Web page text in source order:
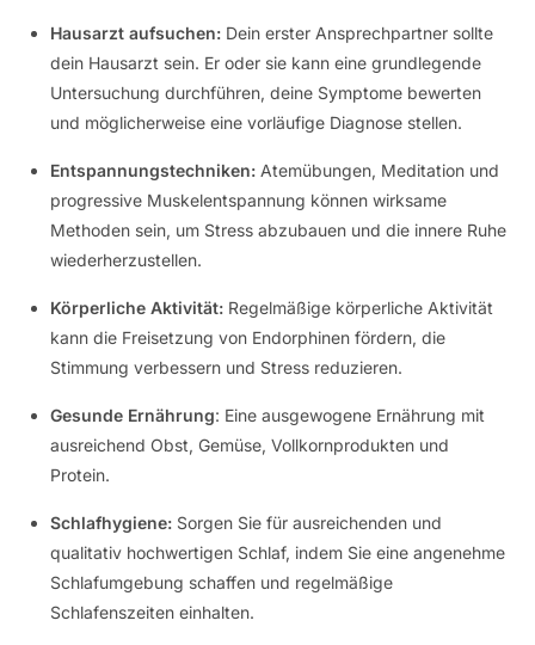
Hausarzt aufsuchen: Dein erster Ansprechpartner sollte
dein Hausarzt sein. Er oder sie kann eine grundlegende
Untersuchung durchführen, deine Symptome bewerten
und möglicherweise eine vorläufige Diagnose stellen.
Entspannungstechniken: Atemübungen, Meditation und
progressive Muskelentspannung können wirksame
Methoden sein, um Stress abzubauen und die innere Ruhe
wiederherzustellen.
Körperliche Aktivität: Regelmäßige körperliche Aktivität
kann die Freisetzung von Endorphinen fördern, die
Stimmung verbessern und Stress reduzieren.
Gesunde Ernährung: Eine ausgewogene Ernährung mit
ausreichend Obst, Gemüse, Vollkornprodukten und
Protein.
Schlafhygiene: Sorgen Sie für ausreichenden und
qualitativ hochwertigen Schlaf, indem Sie eine angenehme
Schlafumgebung schaffen und regelmäßige
Schlafenszeiten einhalten.